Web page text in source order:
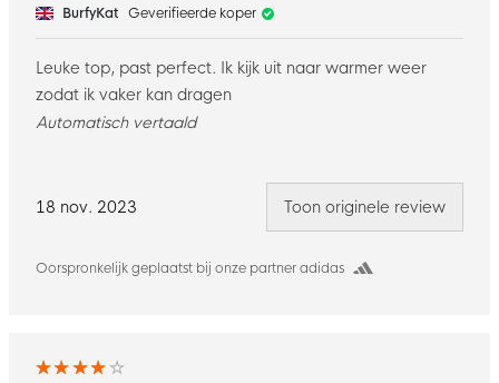
18 nov. 2023
Oorspronkelijk geplaatst bij onze partner adidas
BurfyKat Geverifieerde koper
Leuke top, past perfect. Ik kijk uit naar warmer weer
zodat ik vaker kan dragen
Automatisch vertaald
Toon originele review